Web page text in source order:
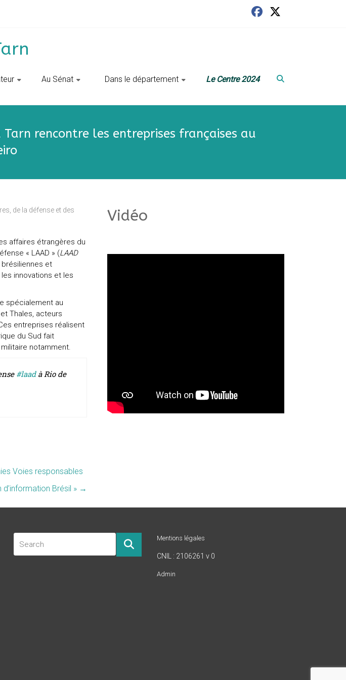
Au Sénat ‎ ‎ Dans le département Le Centre 2024
rencontre les entreprises françaises au
de la défense et des
affaires étrangères du
« LAAD » (LAAD
et
innovations et les
spécialement au
Thales, acteurs
entreprises réalisent
du Sud fait
notamment.
#laadà Rio de
Voies responsables
Brésil » →
Vidéo
Mentions légales
CNIL : 2106261 v 0
Admin